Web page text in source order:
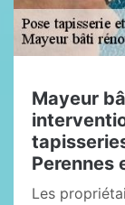
Mayeur
Perennes
Les